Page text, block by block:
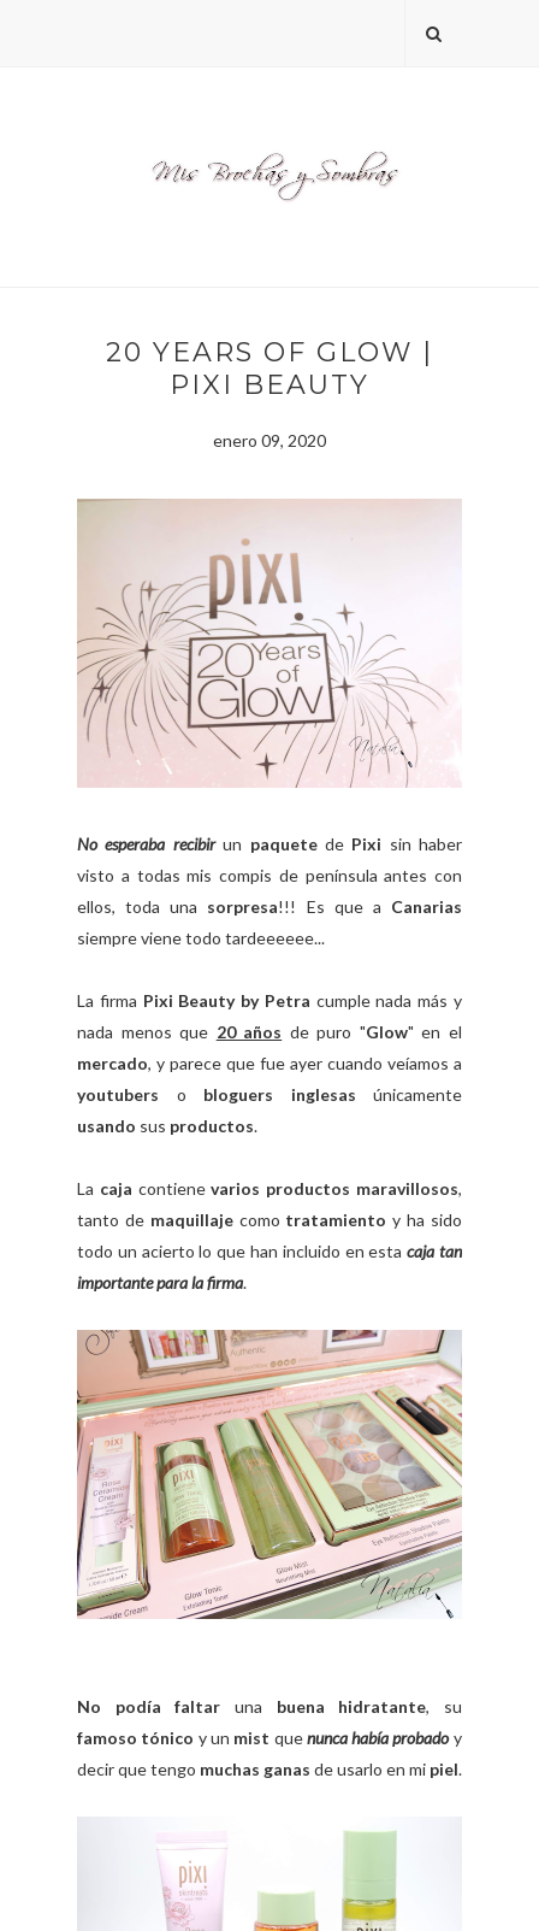
20 YEARS OF GLOW |
PIXI BEAUTY
enero 09, 2020
No esperaba recibirun paquetede Pixi sin haber
visto a todas mis compis de península antes con
ellos, toda una sorpresa!!! Es que a Canarias
siempre viene todo tardeeeeee...
La firma Pixi Beauty by Petra cumple nada más y
nada menos que 20 años de puro "Glow" en el
mercado, y parece que fue ayer cuando veíamos a
youtubers o bloguers inglesas únicamente
usando sus productos.
La caja contienevarios productos maravillosos,
tanto de maquillajecomo tratamiento y ha sido
todo un acierto lo que han incluido en estacaja tan
importante para la firma.
No podía faltar una buena hidratante, su
famoso tónico y un mist quenunca había probadoy
decir que tengo muchas ganas de usarlo en mi piel.